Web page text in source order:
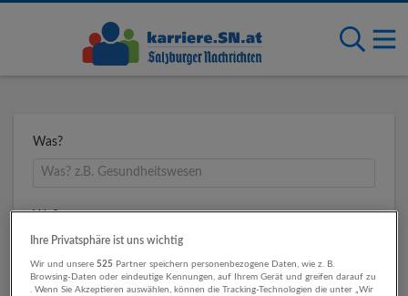
Was?
Wo?
Umkreis
Ihre Privatsphäre ist uns wichtig
Wir und unsere525 Partner speichern personenbezogene Daten, wie z. B.
Browsing-Daten oder eindeutige Kennungen, auf Ihrem Gerät und greifen darauf zu
. Wenn Sie Akzeptieren auswählen, können die Tracking-Technologien die unter „Wir